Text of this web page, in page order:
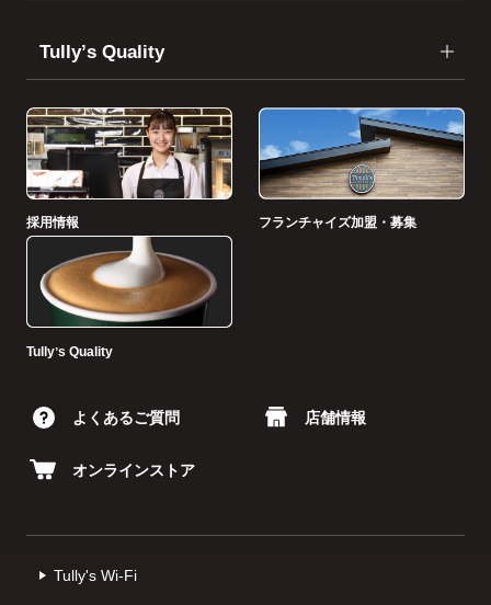
Tullyʼs Quality
採用情報 フランチャイズ加盟・募集
Tullyʼs Quality
よくあるご質問 店舗情報
オンラインストア
Tully's Wi-Fi